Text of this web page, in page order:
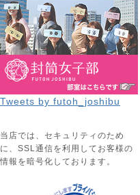
Tweets by futoh_joshibu
当店では、セキュリティのため
に、SSL通信を利用してお客様の
情報を暗号化しております。